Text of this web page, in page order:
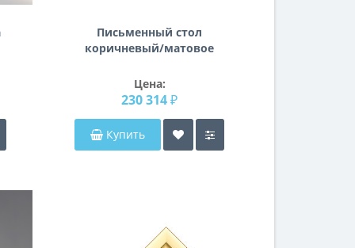
Письменный стол
коричневый/матовое
Цена:
230 314 ₽
Купить